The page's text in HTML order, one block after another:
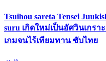
Tsuihou sareta Tensei
suru เกิดใหม่เป็นอัศวินเกร
เกมจนไร้เทียมทาน ซับไทย